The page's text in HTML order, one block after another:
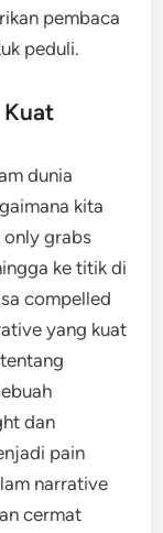
pembaca
peduli.
dunia
kita
only grabs
ke titik di
compelled
yang kuat
dan
pain
narrative
cermat